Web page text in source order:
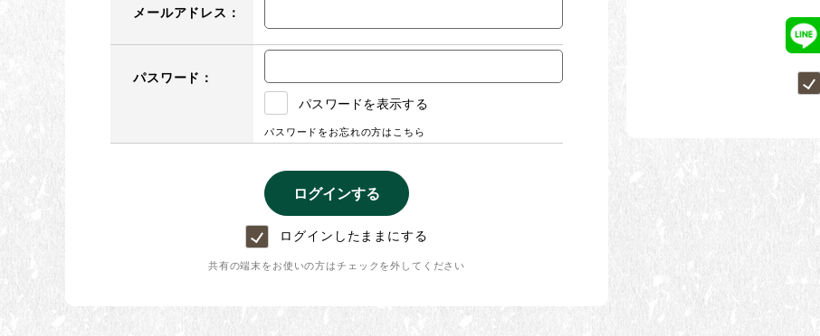
メールアドレス：
パスワード：
パスワードを表示する
パスワードをお忘れの方はこちら
ログインしたままにする
共有の端末をお使いの方はチェックを外してください